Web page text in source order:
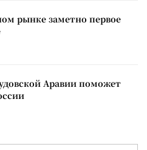
рынке заметно первое
Аравии поможет